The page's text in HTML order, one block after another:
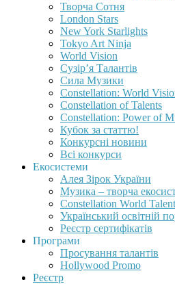
Творча Сотня
London Stars
New York Starlights
Tokyo Art Ninja
World Vision
Сузір’я Талантів
Сила Музики
Constellation: World
Constellation of Talents
Constellation: Power of
Кубок за статтю!
Конкурсні новини
Всі конкурси
Екосистеми
Алея Зірок України
Музика – творча
Constellation World
Український освітній
Реєстр сертифікатів
Програми
Просування талантів
Hollywood Promo
Реєстр